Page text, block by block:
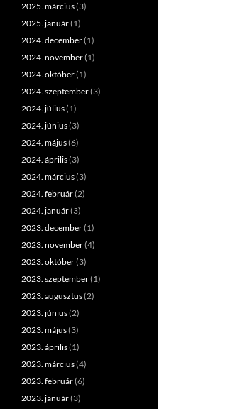
2025. március(3)
2025. január(1)
2024. december(1)
2024. november(1)
2024. október(1)
2024. szeptember(3)
2024. július(1)
2024. június(3)
2024. május(6)
2024. április(3)
2024. március(3)
2024. február(2)
2024. január(3)
2023. december(1)
2023. november(4)
2023. október(3)
2023. szeptember(1)
2023. augusztus(2)
2023. június(2)
2023. május(3)
2023. április(1)
2023. március(4)
2023. február(6)
2023. január(3)